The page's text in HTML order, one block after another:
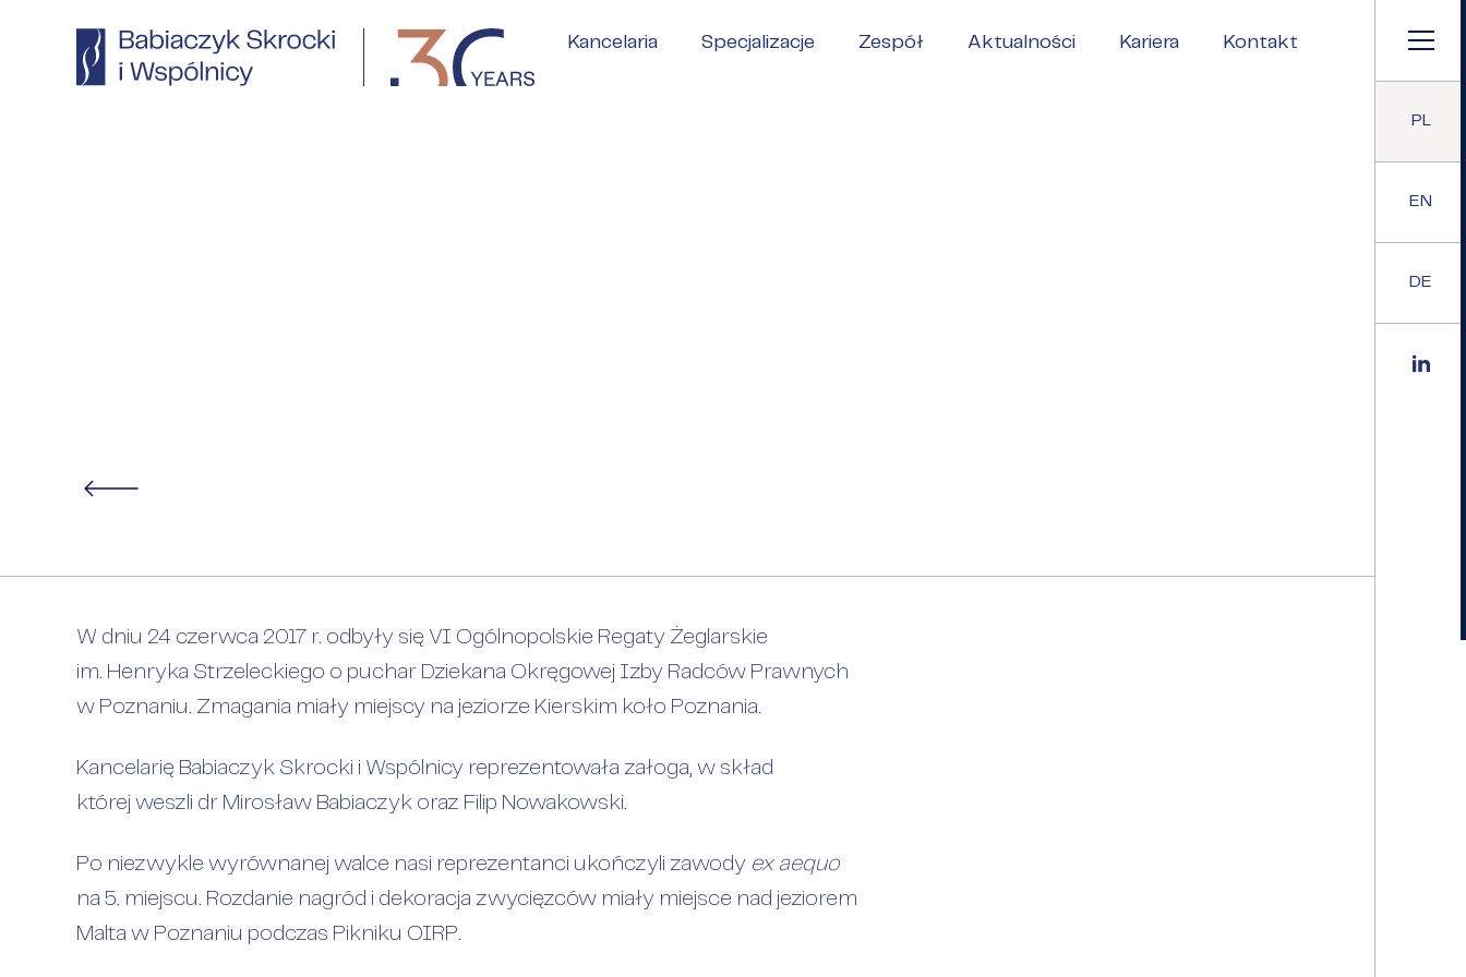
Kancelaria Specjalizacje Zespół Aktualności Kariera Kontakt
PL
EN
DE
Regaty żeglarskie.
W dniu 24 czerwca 2017 r. odbyły się VI Ogólnopolskie Regaty Żeglarskie
im. Henryka Strzeleckiego o puchar Dziekana Okręgowej Izby Radców Prawnych
w Poznaniu. Zmagania miały miejscy na jeziorze Kierskim koło Poznania.
Kancelarię Babiaczyk Skrocki i Wspólnicy reprezentowała załoga, w skład
której weszli dr Mirosław Babiaczyk oraz Filip Nowakowski.
Po niezwykle wyrównanej walce nasi reprezentanci ukończyli zawody ex aequo
na 5. miejscu. Rozdanie nagród i dekoracja zwycięzców miały miejsce nad jeziorem
Malta w Poznaniu podczas Pikniku OIRP.